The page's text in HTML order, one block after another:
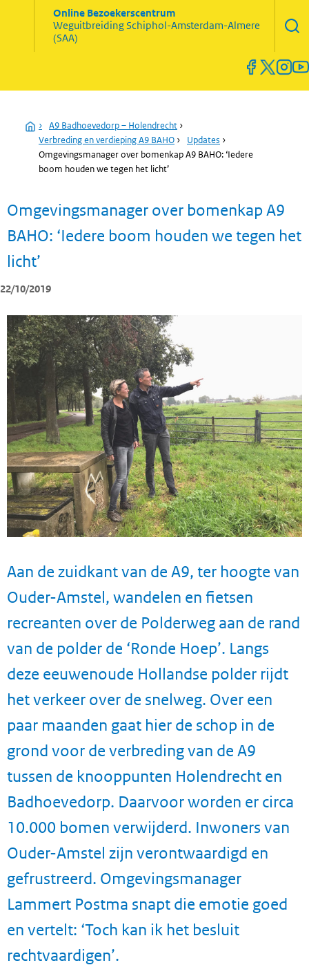
Online Bezoekerscentrum
WeguitbreidingSchiphol-Amsterdam-Almere
(SAA)
Home
› A9 Badhoevedorp – Holendrecht ›
Verbreding en verdieping A9 BAHO › Updates ›
Omgevingsmanager over bomenkap A9 BAHO: ‘Iedere
boom houden we tegen het licht’
Omgevingsmanager over bomenkap A9
BAHO: ‘Iedere boom houden we tegen het
licht’
22/10/2019
Aan de zuidkant van de A9, ter hoogte van
Ouder-Amstel, wandelen en fietsen
recreanten over de Polderweg aan de rand
van de polder de ‘Ronde Hoep’. Langs
deze eeuwenoude Hollandse polder rijdt
het verkeer over de snelweg. Over een
paar maanden gaat hier de schop in de
grond voor de verbreding van de A9
tussen de knooppunten Holendrecht en
Badhoevedorp. Daarvoor worden er circa
10.000 bomen verwijderd. Inwoners van
Ouder-Amstel zijn verontwaardigd en
gefrustreerd. Omgevingsmanager
Lammert Postma snapt die emotie goed
en vertelt: ‘Toch kan ik het besluit
rechtvaardigen’.